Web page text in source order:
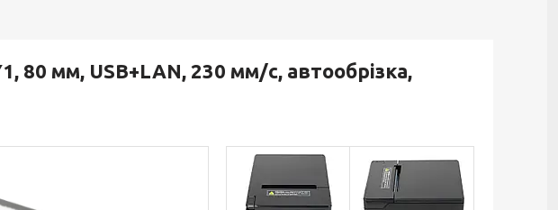
80 мм, USB+LAN, 230 мм/с, автообрізка,